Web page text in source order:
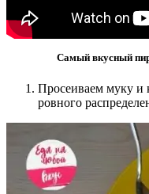
Самый вкусный
Просеиваем муку и
ровного